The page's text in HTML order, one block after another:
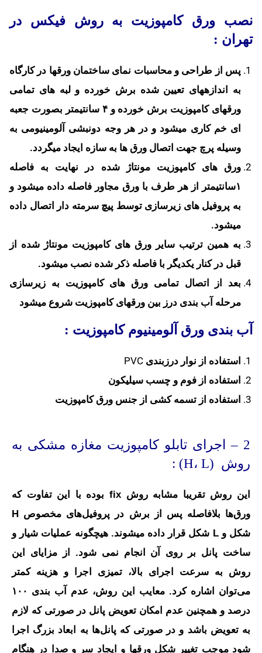
نصب ورق کامپوزیت به روش فیکس در
تهران :
پس از طراحی و محاسبات نمای ساختمان ورقها در کارگاه
به اندازه­های تعیین شده برش خورده و لبه های تمامی
ورقهای کامپوزیت برش خورده و ۴ سانتیمتر بصورت جعبه
ای خم کاری می­شود و در هر وجه دونبشی آلومینیومی به
وسیله پرچ جهت اتصال ورق ها به سازه ایجاد می­گردد.
ورق های کامپوزیت مونتاژ شده در نهایت به فاصله
۱سانتیمتر از هر طرف با ورق مجاور فاصله داده می­شود و
به پروفیل های زیرسازی توسط پیچ سرمته دار اتصال داده
می­شود.
به همین ترتیب سایر ورق های کامپوزیت مونتاژ شده از
قبل در کنار یکدیگر با فاصله ذکر شده نصب می­شود.
بعد از اتصال تمامی ورق های کامپوزیت به زیرسازی
مرحله آب بندی درز بین ورقهای کامپوزیت شروع می­شود
آب بندی ورق آلومینیوم کامپوزیت :
استفاده از نوار درزبندی PVC
استفاده از فوم و چسب سیلیکون
استفاده از تسمه کشی از جنس ورق کامپوزیت
2 – اجرای تابلو کامپوزیت مغازه مشکی به
روش (H، L) :
این روش تقریبا مشابه روش fix بوده با این تفاوت که
ورق‌ها بلافاصله پس از برش در پروفیل‌های مخصوص H
شکل و L شکل قرار داده میشوند. هیچگونه عملیات شیار و
ساخت پانل بر روی آن انجام نمی شود. از مزایای این
روش به سرعت اجرای بالا، تمیزی اجرا و هزینه کمتر
می‌توان اشاره کرد. معایب این روش، عدم آب بندی ۱۰۰
درصد و همچنین عدم امکان تعویض پانل در صورتی که لازم
به تعویض باشد و در صورتی که پانل‌ها به ابعاد بزرگ اجرا
شود موجب تغییر شکل ورقها و ایجاد سر و صدا در هنگام